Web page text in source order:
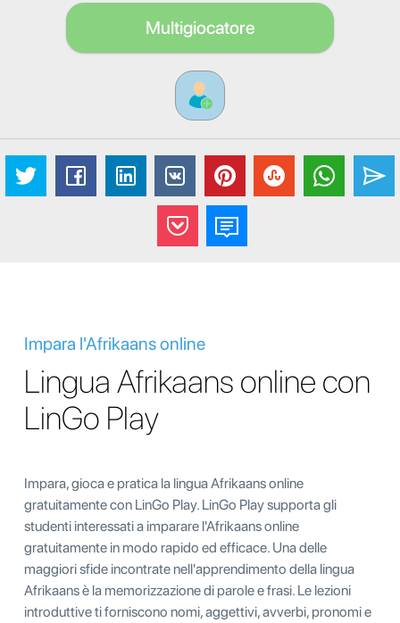
Multigiocatore
Impara l'Afrikaans online
Lingua Afrikaans online con
LinGo Play
Impara, gioca e pratica la lingua Afrikaans online
gratuitamente con LinGo Play. LinGo Play supporta gli
studenti interessati a imparare l'Afrikaans online
gratuitamente in modo rapido ed efficace. Una delle
maggiori sfide incontrate nell'apprendimento della lingua
Afrikaans è la memorizzazione di parole e frasi. Le lezioni
introduttive ti forniscono nomi, aggettivi, avverbi, pronomi e